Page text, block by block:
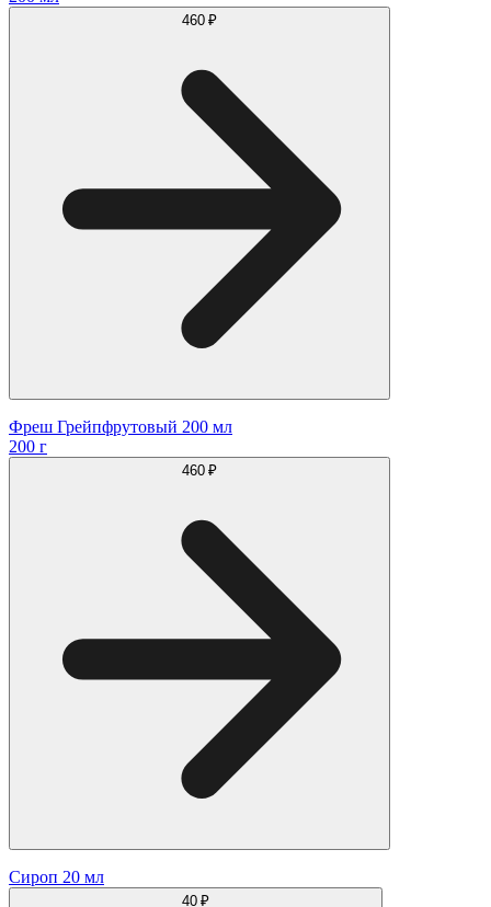
460 ₽
Фреш Грейпфрутовый 200 мл
200 г
460 ₽
Сироп 20 мл
40 ₽